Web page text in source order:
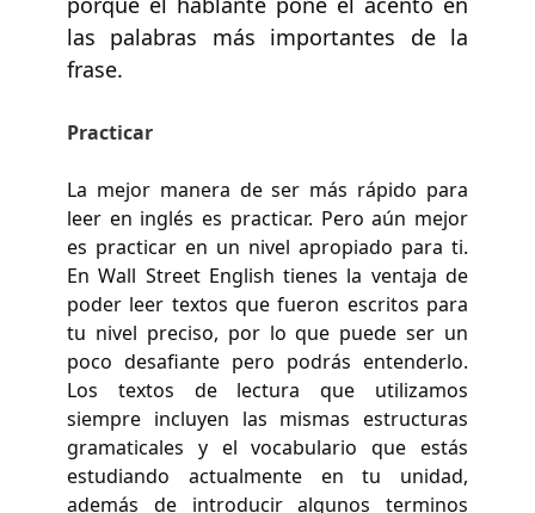
las palabras más importantes de la
frase.
Practicar
La mejor manera de ser más rápido para
leer en inglés es practicar. Pero aún mejor
es practicar en un nivel apropiado para ti.
En Wall Street English tienes la ventaja de
poder leer textos que fueron escritos para
tu nivel preciso, por lo que puede ser un
poco desafiante pero podrás entenderlo.
Los textos de lectura que utilizamos
siempre incluyen las mismas estructuras
gramaticales y el vocabulario que estás
estudiando actualmente en tu unidad,
además de introducir algunos terminos